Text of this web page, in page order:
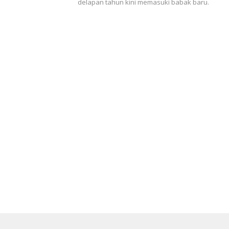
delapan tahun kini memasuki babak baru.